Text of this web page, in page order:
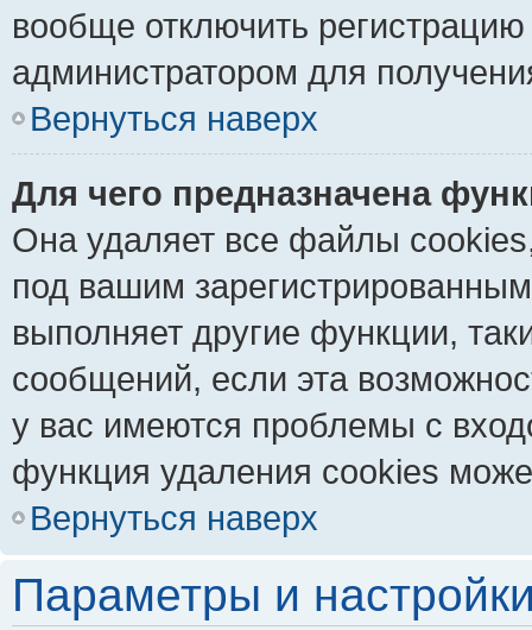
вообще отключить
администратором для
Вернуться наверх
Для чего предназначена
Она удаляет все файлы
под вашим
выполняет другие функции,
сообщений, если эта
у вас имеются проблемы с
функция удаления cookies
Вернуться наверх
Параметры и